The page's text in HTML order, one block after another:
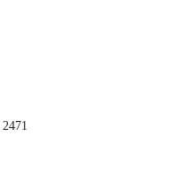
2471